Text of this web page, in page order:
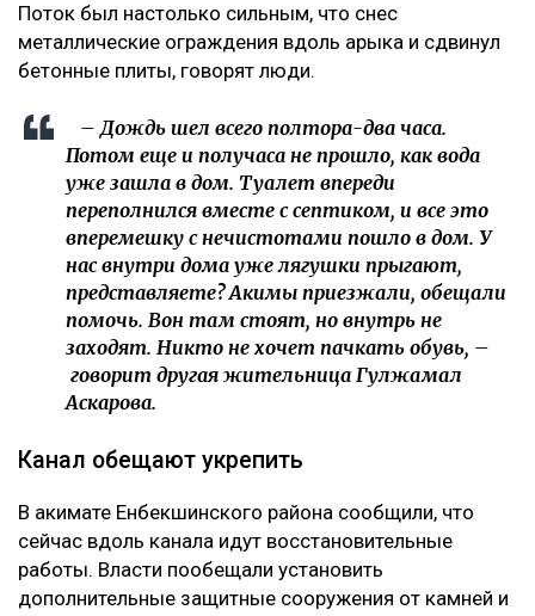
Поток был настолько сильным, что снес
металлические ограждения вдоль арыка и сдвинул
бетонные плиты, говорят люди.
– Дождь шел всего полтора-два часа.
Потом еще и получаса не прошло, как вода
уже зашла в дом. Туалет впереди
переполнился вместе с септиком, и все это
вперемешку с нечистотами пошло в дом. У
нас внутри дома уже лягушки прыгают,
представляете? Акимы приезжали, обещали
помочь. Вон там стоят, но внутрь не
заходят. Никто не хочет пачкать обувь, –
говорит другая жительница Гулжамал
Аскарова.
Канал обещают укрепить
В акимате Енбекшинского района сообщили, что
сейчас вдоль канала идут восстановительные
работы. Власти пообещали установить
дополнительные защитные сооружения от камней и